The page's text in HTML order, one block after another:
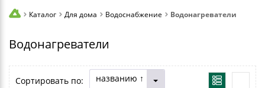
Каталог Для дома Водоснабжение Водонагреватели
Водонагреватели
Сортировать по: названию ↑